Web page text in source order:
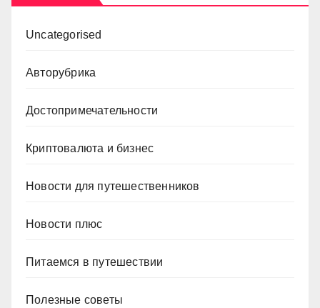
Uncategorised
Авторубрика
Достопримечательности
Криптовалюта и бизнес
Новости для путешественников
Новости плюс
Питаемся в путешествии
Полезные советы